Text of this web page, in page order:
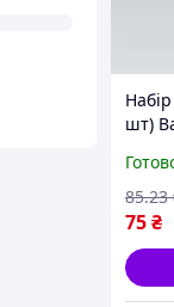
шт)
75₴
85.23